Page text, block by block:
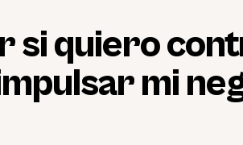
si quiero
mi